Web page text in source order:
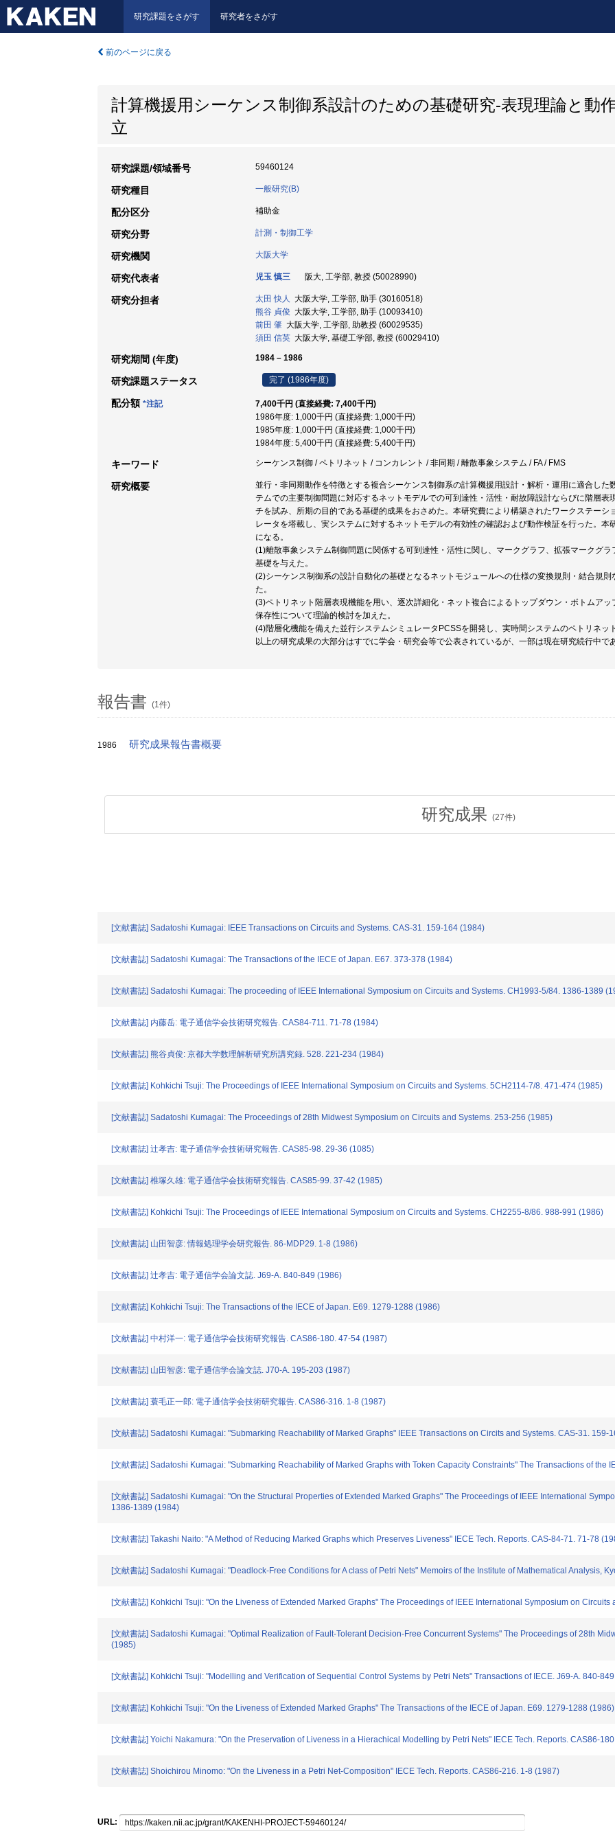
研究課題をさがす 研究者をさがす
前のページに戻る
計算機援用シーケンス制御系設計のための基礎研究-表現理論と動
立
研究課題/領域番号 59460124
研究種目 一般研究(B)
配分区分 補助金
研究分野 計測・制御工学
研究機関 大阪大学
研究代表者 児玉 慎三 阪大, 工学部, 教授 (50028990)
研究分担者 太田 快人 大阪大学, 工学部, 助手 (30160518)
熊谷 貞俊 大阪大学, 工学部, 助手 (10093410)
前田 肇 大阪大学, 工学部, 助教授 (60029535)
須田 信英 大阪大学, 基礎工学部, 教授 (60029410)
研究期間 (年度) 1984 – 1986
研究課題ステータス 完了 (1986年度)
配分額 *注記
7,400千円 (直接経費: 7,400千円)
1986年度: 1,000千円 (直接経費: 1,000千円)
1985年度: 1,000千円 (直接経費: 1,000千円)
1984年度: 5,400千円 (直接経費: 5,400千円)
キーワード シーケンス制御 / ペトリネット / コンカレント / 非同期 / 離散事象システム / FA / FMS
研究概要
並行・非同期動作を特徴とする複合シーケンス制御系の計算機援用設計・解析・運用に適合し
テムでの主要制御問題に対応するネットモデルでの可到達性・活性・耐故障設計ならびに階層
チを試み、所期の目的である基礎的成果をおさめた。本研究費により構築されたワークステー
レータを塔載し、実システムに対するネットモデルの有効性の確認および動作検証を行った。
になる。
(1)離散事象システム制御問題に関係する可到達性・活性に関し、マークグラフ、拡張マークグ
基礎を与えた。
(2)シーケンス制御系の設計自動化の基礎となるネットモジュールへの仕様の変換規則・結合規
た。
(3)ペトリネット階層表現機能を用い、逐次詳細化・ネット複合によるトップダウン・ボトムア
保存性について理論的検討を加えた。
(4)階層化機能を備えた並行システムシミュレータPCSSを開発し、実時間システムのペトリネッ
以上の研究成果の大部分はすでに学会・研究会等で公表されているが、一部は現在研究続行中
報告書 (1件)
1986 研究成果報告書概要
研究成果 (27件)
[文献書誌] Sadatoshi Kumagai: IEEE Transactions on Circuits and Systems. CAS-31. 159-164 (1984)
[文献書誌] Sadatoshi Kumagai: The Transactions of the IECE of Japan. E67. 373-378 (1984)
[文献書誌] Sadatoshi Kumagai: The proceeding of IEEE International Symposium on Circuits and Systems. CH1993-5/84. 1386-1389
[文献書誌] 内藤岳: 電子通信学会技術研究報告. CAS84-711. 71-78 (1984)
[文献書誌] 熊谷貞俊: 京都大学数理解析研究所講究録. 528. 221-234 (1984)
[文献書誌] Kohkichi Tsuji: The Proceedings of IEEE International Symposium on Circuits and Systems. 5CH2114-7/8. 471-474 (1985)
[文献書誌] Sadatoshi Kumagai: The Proceedings of 28th Midwest Symposium on Circuits and Systems. 253-256 (1985)
[文献書誌] 辻孝吉: 電子通信学会技術研究報告. CAS85-98. 29-36 (1085)
[文献書誌] 椎塚久雄: 電子通信学会技術研究報告. CAS85-99. 37-42 (1985)
[文献書誌] Kohkichi Tsuji: The Proceedings of IEEE International Symposium on Circuits and Systems. CH2255-8/86. 988-991 (1986)
[文献書誌] 山田智彦: 情報処理学会研究報告. 86-MDP29. 1-8 (1986)
[文献書誌] 辻孝吉: 電子通信学会論文誌. J69-A. 840-849 (1986)
[文献書誌] Kohkichi Tsuji: The Transactions of the IECE of Japan. E69. 1279-1288 (1986)
[文献書誌] 中村洋一: 電子通信学会技術研究報告. CAS86-180. 47-54 (1987)
[文献書誌] 山田智彦: 電子通信学会論文誌. J70-A. 195-203 (1987)
[文献書誌] 蓑毛正一郎: 電子通信学会技術研究報告. CAS86-316. 1-8 (1987)
[文献書誌] Sadatoshi Kumagai: "Submarking Reachability of Marked Graphs" IEEE Transactions on Circits and Systems. CAS-31. 159-
[文献書誌] Sadatoshi Kumagai: "Submarking Reachability of Marked Graphs with Token Capacity Constraints" The Transactions of the
[文献書誌] Sadatoshi Kumagai: "On the Structural Properties of Extended Marked Graphs" The Proceedings of IEEE International
1386-1389 (1984)
[文献書誌] Takashi Naito: "A Method of Reducing Marked Graphs which Preserves Liveness" IECE Tech. Reports. CAS-84-71. 71-78
[文献書誌] Sadatoshi Kumagai: "Deadlock-Free Conditions for A class of Petri Nets" Memoirs of the Institute of Mathematical Analysis,
[文献書誌] Kohkichi Tsuji: "On the Liveness of Extended Marked Graphs" The Proceedings of IEEE International Symposium on
[文献書誌] Sadatoshi Kumagai: "Optimal Realization of Fault-Tolerant Decision-Free Concurrent Systems" The Proceedings of 28th
(1985)
[文献書誌] Kohkichi Tsuji: "Modelling and Verification of Sequential Control Systems by Petri Nets" Transactions of IECE. J69-A. 840-
[文献書誌] Kohkichi Tsuji: "On the Liveness of Extended Marked Graphs" The Transactions of the IECE of Japan. E69. 1279-1288 (1986)
[文献書誌] Yoichi Nakamura: "On the Preservation of Liveness in a Hierachical Modelling by Petri Nets" IECE Tech. Reports. CAS86-
[文献書誌] Shoichirou Minomo: "On the Liveness in a Petri Net-Composition" IECE Tech. Reports. CAS86-216. 1-8 (1987)
URL: